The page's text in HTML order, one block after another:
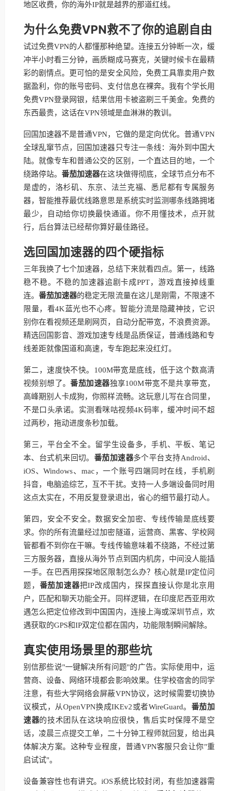
地区收费，你的海外IP就是越界的那道红线。
为什么免费VPN救不了你的追剧自由
试过免费VPN的人都懂那种绝望。连接五分钟断一次，缓
冲半小时看三分钟，画质糊成马赛克，关键时候卡在最精
彩的剧情点。更可怕的是安全风险，免费工具靠卖用户数
据盈利，你的账号密码、支付信息在裸奔。我有个学长用
免费VPN登录网银，结果信用卡被盗刷三千美金。免费的
东西最贵，这话在VPN领域是血淋淋的教训。
回国加速器不是普通VPN，它做的是定向优化。普通VPN
全球乱窜节点，回国加速器只专注一条线：海外到中国大
陆。就像专车和普通公交的区别，一个直达目的地，一个
绕路停站。番茄加速器在这块做得彻底，全球节点分布不
是虚的，洛杉矶、东京、法兰克福、悉尼都有专属服务
器，智能推荐最优线路意思是系统实时监测哪条线路拥堵
最少，自动给你切换最快通道。你不用懂技术，点开就
行，后台算法已经帮你算好最佳路径。
选回国加速器的四个硬指标
三年我换了七个加速器，总结下来就看四点。第一，线路
稳不稳。不稳的加速器追剧卡成PPT，游戏直接掉线重
连。番茄加速器的稳定无限流量在这儿是刚需，不限速不
限量，看4K蓝光也不心疼。智能分流是隐藏神技，它识
别你在看视频还是刷网页，自动分配带宽，不浪费资源。
精选回国影音、游戏加速专线是品质保证，普通线路和专
线差距就像国道和高速，专车跑起来没红灯。
第二，速度快不快。100M带宽是底线，低于这个数高清
视频别想了。番茄加速器独享100M带宽不是共享带宽，
高峰期别人卡成狗，你照样流畅。这玩意儿写在合同里，
不是口头承诺。实测看咪咕视频4K码率，缓冲时间不超
过两秒，拖动进度条秒加载。
第三，平台全不全。留学生设备多，手机、平板、笔记
本、台式机来回切。 番茄加速器多个平台支持Android、
iOS、Windows、mac，一个账号四端同时在线，手机刷
抖音，电脑追综艺，互不干扰。支持一人多端设备同时用
这点太实在，不用反复登录退出，省心的细节最打动人。
第四，安全不安全。数据安全加密、专线传输是底线要
求。你的所有流量经过加密隧道，运营商、黑客、学校网
管都看不到你在干嘛。专线传输意味着不绕路，不经过第
三方服务器，直接从海外节点到国内机房，中间没人能插
一手。在巴西用探探地区限制怎么办？核心就是IP定位问
题， 番茄加速器把IP改成国内，探探直接认你是北京用
户，匹配和聊天功能全开。同样逻辑，在印度尼西亚用欢
遇怎么把定位修改到中国国内，连接上海或深圳节点，欢
遇获取的GPS和IP双定位都在国内，功能限制瞬间解除。
真实使用场景里的那些坑
别信那些说"一键解决所有问题"的广告。实际使用中，运
营商、设备、网络环境都会影响效果。住学校宿舍的同学
注意，有些大学网络会屏蔽VPN协议，这时候需要切换协
议模式，从OpenVPN换成IKEv2或者WireGuard。 番茄加
速器的技术团队在这块响应很快，售后实时保障不是空
话，凌晨三点提交工单，二十分钟工程师就回复，给出具
体解决方案。这种专业程度，普通VPN客服只会让你"重
启试试"。
设备兼容性也有讲究。iOS系统比较封闭，有些加速器需